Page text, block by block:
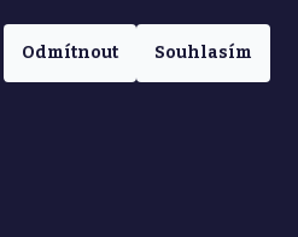
Odmítnout Souhlasím
- 12:00, 13:00 - 17:00